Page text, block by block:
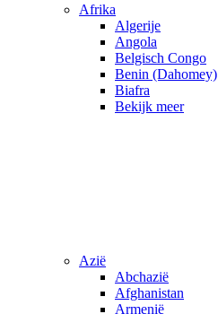
Afrika
Algerije
Angola
Belgisch Congo
Benin (Dahomey)
Biafra
Bekijk meer
Azië
Abchazië
Afghanistan
Armenië